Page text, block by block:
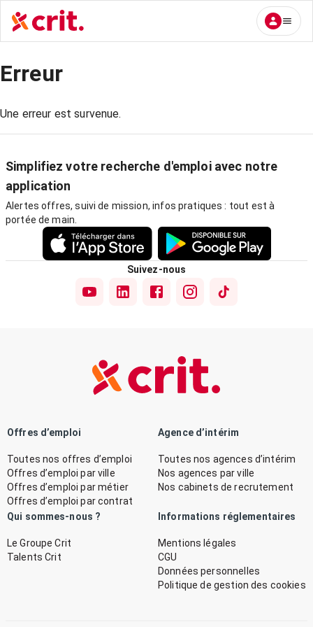
Erreur
Une erreur est survenue.
Simplifiez votre recherche d'emploi avec notre
application
Alertes offres, suivi de mission, infos pratiques : tout est à
portée de main.
Suivez-nous
Offres d’emploi
Toutes nos offres d’emploi
Offres d’emploi par ville
Offres d’emploi par métier
Offres d’emploi par contrat
Agence d’intérim
Toutes nos agences d’intérim
Nos agences par ville
Nos cabinets de recrutement
Qui sommes-nous ?
Le Groupe Crit
Talents Crit
Informations réglementaires
Mentions légales
CGU
Données personnelles
Politique de gestion des cookies